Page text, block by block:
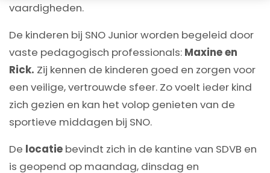
vaardigheden.
De kinderen bij SNO Junior worden begeleid door
vaste pedagogisch professionals: Maxine en
Rick. Zij kennen de kinderen goed en zorgen voor
een veilige, vertrouwde sfeer. Zo voelt ieder kind
zich gezien en kan het volop genieten van de
sportieve middagen bij SNO.
De locatie bevindt zich in de kantine van SDVB en
is geopend op maandag, dinsdag en